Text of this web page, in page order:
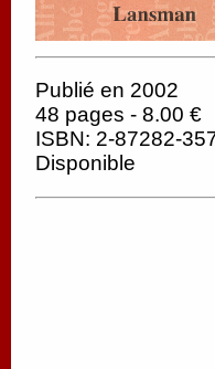
Publié en 2002
48 pages - 8.00 €
ISBN: 2-87282-
Disponible